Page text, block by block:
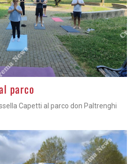
nelle porte del
del piede per un 22enne pendolare